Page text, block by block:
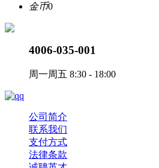
金币0
4006-035-001
周一周五 8:30 - 18:00
公司简介
联系我们
支付方式
法律条款